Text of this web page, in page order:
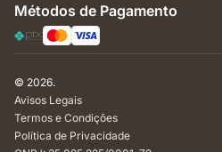
Métodos de Pagamento
© 2026.
Avisos Legais
Termos e Condições
Política de Privacidade